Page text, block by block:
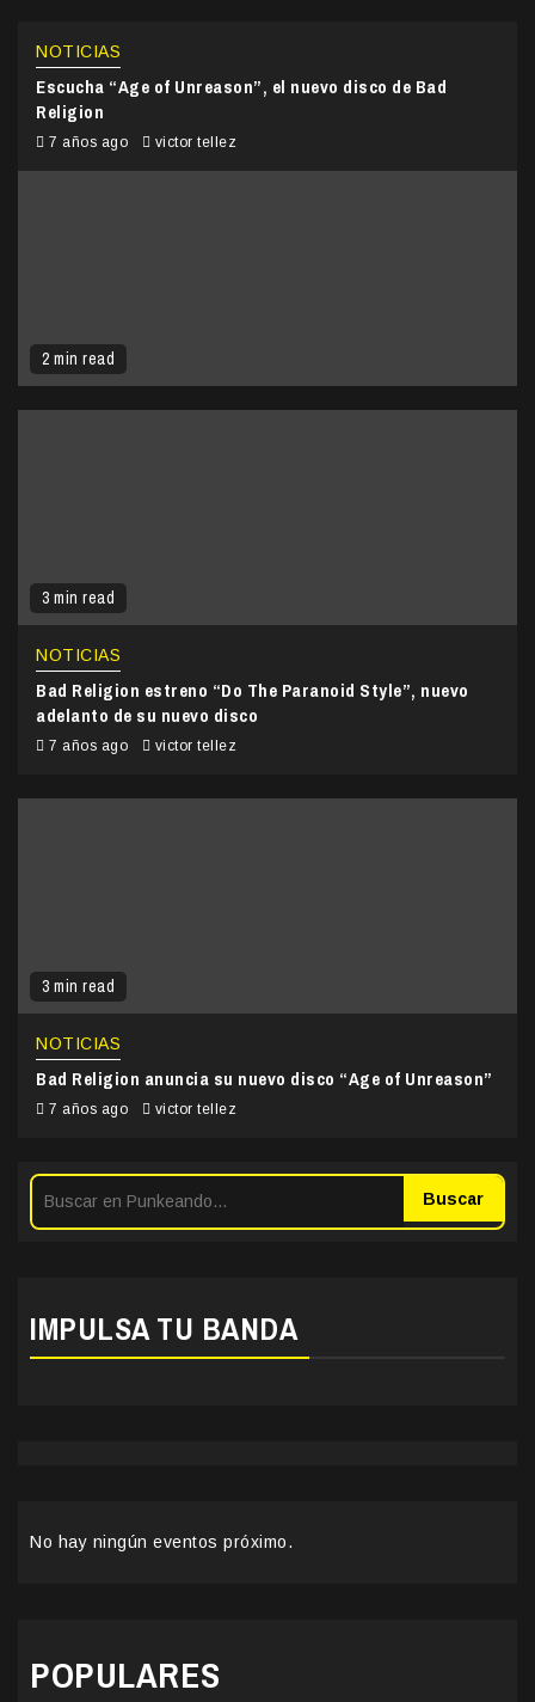
2 min read
NOTICIAS
Escucha “Age of Unreason”, el nuevo disco de Bad
Religion
7 años ago victor tellez
3 min read
NOTICIAS
Bad Religion estreno “Do The Paranoid Style”, nuevo
adelanto de su nuevo disco
7 años ago victor tellez
3 min read
NOTICIAS
Bad Religion anuncia su nuevo disco “Age of Unreason”
7 años ago victor tellez
Buscar
IMPULSA TU BANDA
No hay ningún eventos próximo.
POPULARES